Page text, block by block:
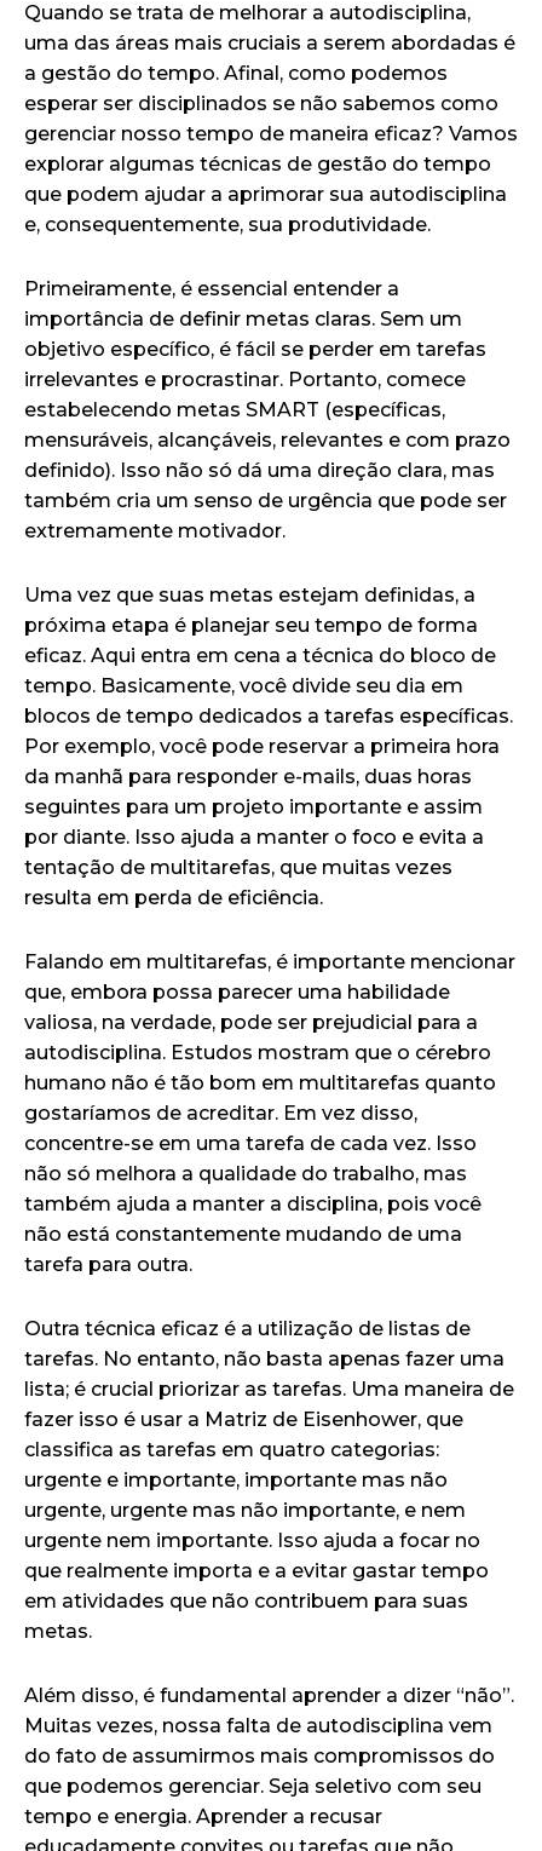
Quando se trata de melhorar a autodisciplina,
uma das áreas mais cruciais a serem abordadas é
a gestão do tempo. Afinal, como podemos
esperar ser disciplinados se não sabemos como
gerenciar nosso tempo de maneira eficaz? Vamos
explorar algumas técnicas de gestão do tempo
que podem ajudar a aprimorar sua autodisciplina
e, consequentemente, sua produtividade.
Primeiramente, é essencial entender a
importância de definir metas claras. Sem um
objetivo específico, é fácil se perder em tarefas
irrelevantes e procrastinar. Portanto, comece
estabelecendo metas SMART (específicas,
mensuráveis, alcançáveis, relevantes e com prazo
definido). Isso não só dá uma direção clara, mas
também cria um senso de urgência que pode ser
extremamente motivador.
Uma vez que suas metas estejam definidas, a
próxima etapa é planejar seu tempo de forma
eficaz. Aqui entra em cena a técnica do bloco de
tempo. Basicamente, você divide seu dia em
blocos de tempo dedicados a tarefas específicas.
Por exemplo, você pode reservar a primeira hora
da manhã para responder e-mails, duas horas
seguintes para um projeto importante e assim
por diante. Isso ajuda a manter o foco e evita a
tentação de multitarefas, que muitas vezes
resulta em perda de eficiência.
Falando em multitarefas, é importante mencionar
que, embora possa parecer uma habilidade
valiosa, na verdade, pode ser prejudicial para a
autodisciplina. Estudos mostram que o cérebro
humano não é tão bom em multitarefas quanto
gostaríamos de acreditar. Em vez disso,
concentre-se em uma tarefa de cada vez. Isso
não só melhora a qualidade do trabalho, mas
também ajuda a manter a disciplina, pois você
não está constantemente mudando de uma
tarefa para outra.
Outra técnica eficaz é a utilização de listas de
tarefas. No entanto, não basta apenas fazer uma
lista; é crucial priorizar as tarefas. Uma maneira de
fazer isso é usar a Matriz de Eisenhower, que
classifica as tarefas em quatro categorias:
urgente e importante, importante mas não
urgente, urgente mas não importante, e nem
urgente nem importante. Isso ajuda a focar no
que realmente importa e a evitar gastar tempo
em atividades que não contribuem para suas
metas.
Além disso, é fundamental aprender a dizer “não”.
Muitas vezes, nossa falta de autodisciplina vem
do fato de assumirmos mais compromissos do
que podemos gerenciar. Seja seletivo com seu
tempo e energia. Aprender a recusar